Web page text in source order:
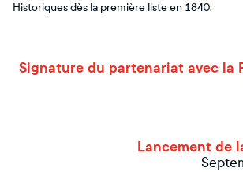
Historiques dès la première liste en 1840.
Signature du partenariat avec la
Lancement de